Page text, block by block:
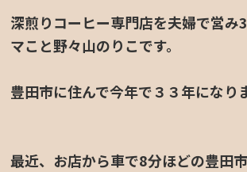
深煎りコーヒー専門店を夫婦で営み
マこと野々山のりこです。
豊田市に住んで今年で３３年になり
最近、お店から車で8分ほどの豊田